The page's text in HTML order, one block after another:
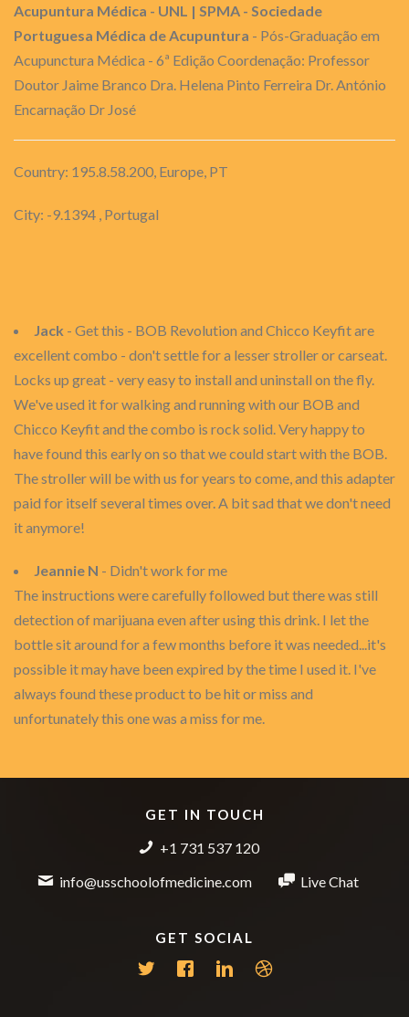
Acupuntura Médica - UNL | SPMA - Sociedade
Portuguesa Médica de Acupuntura - Pós-Graduação em
Acupunctura Médica - 6ª Edição Coordenação: Professor
Doutor Jaime Branco Dra. Helena Pinto Ferreira Dr. António
Encarnação Dr José
Country: 195.8.58.200, Europe, PT
City: -9.1394 , Portugal
Jack - Get this - BOB Revolution and Chicco Keyfit are
excellent combo - don't settle for a lesser stroller or carseat.
Locks up great - very easy to install and uninstall on the fly.
We've used it for walking and running with our BOB and
Chicco Keyfit and the combo is rock solid. Very happy to
have found this early on so that we could start with the BOB.
The stroller will be with us for years to come, and this adapter
paid for itself several times over. A bit sad that we don't need
it anymore!
Jeannie N - Didn't work for me
The instructions were carefully followed but there was still
detection of marijuana even after using this drink. I let the
bottle sit around for a few months before it was needed...it's
possible it may have been expired by the time I used it. I've
always found these product to be hit or miss and
unfortunately this one was a miss for me.
GET IN TOUCH
+1 731 537 120
info@usschoolofmedicine.com
Live Chat
GET SOCIAL